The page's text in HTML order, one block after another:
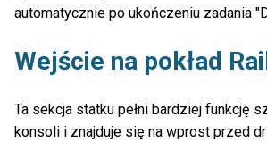
automatycznie po ukończeniu zadania
Wejście na pokład
Ta sekcja statku pełni bardziej funkcję
konsoli i znajduje się na wprost przed